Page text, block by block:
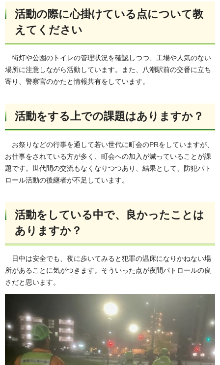
活動の際に心掛けている点について教
えてください
街灯や公園のトイレの管理状況を確認しつつ、工場や人気のない
場所に注意しながら活動しています。また、八潮駅前の交番に立ち
寄り、警察官のかたと情報共有をしています。
活動をする上での課題はありますか？
お祭りなどの行事を通して若い世代に町会のPRをしていますが、
お仕事をされている方が多く、町会への加入が減っていることが課
題です。世代間の交流もなくなりつつあり、結果として、防犯パト
ロール活動の後継者が不足しています。
活動をしている中で、良かったことは
ありますか？
日中は安全でも、夜に歩いてみると犯罪の温床になりかねない場
所があることに気がつきます。そういった点が夜間パトロールの良
さだと思います。